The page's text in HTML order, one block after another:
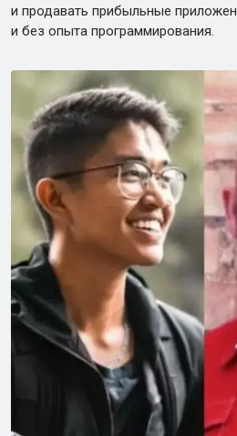
и продавать прибыльные
и без опыта программирования.